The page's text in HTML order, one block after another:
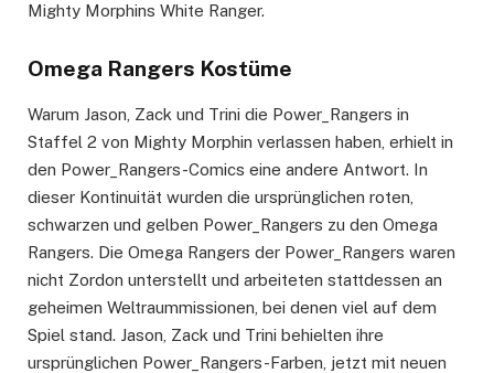
Mighty Morphins White Ranger.
Omega Rangers Kostüme
Warum Jason, Zack und Trini die Power_Rangers in
Staffel 2 von Mighty Morphin verlassen haben, erhielt in
den Power_Rangers-Comics eine andere Antwort. In
dieser Kontinuität wurden die ursprünglichen roten,
schwarzen und gelben Power_Rangers zu den Omega
Rangers. Die Omega Rangers der Power_Rangers waren
nicht Zordon unterstellt und arbeiteten stattdessen an
geheimen Weltraummissionen, bei denen viel auf dem
Spiel stand. Jason, Zack und Trini behielten ihre
ursprünglichen Power_Rangers-Farben, jetzt mit neuen